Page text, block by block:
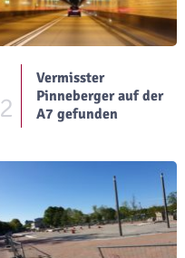
2
Vermisster
Pinneberger auf der
A7 gefunden